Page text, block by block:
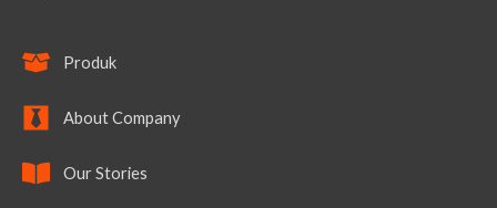
Produk
About Company
Our Stories